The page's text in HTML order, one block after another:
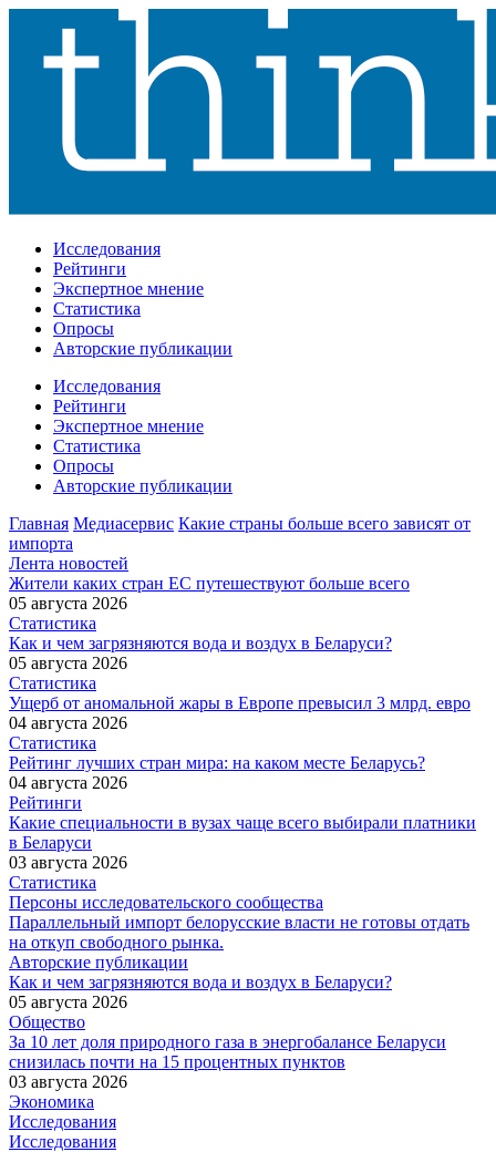
Исследования
Рейтинги
Экспертное мнение
Статистика
Опросы
Авторские публикации
Исследования
Рейтинги
Экспертное мнение
Статистика
Опросы
Авторские публикации
Главная Медиасервис Какие страны больше всего зависят от
импорта
Лента новостей
Жители каких стран ЕС путешествуют больше всего
05 августа 2026
Статистика
Как и чем загрязняются вода и воздух в Беларуси?
05 августа 2026
Статистика
Ущерб от аномальной жары в Европе превысил 3 млрд. евро
04 августа 2026
Статистика
Рейтинг лучших стран мира: на каком месте Беларусь?
04 августа 2026
Рейтинги
Какие специальности в вузах чаще всего выбирали платники
в Беларуси
03 августа 2026
Статистика
Персоны исследовательского сообщества
Параллельный импорт белорусские власти не готовы отдать
на откуп свободного рынка.
Авторские публикации
Как и чем загрязняются вода и воздух в Беларуси?
05 августа 2026
Общество
За 10 лет доля природного газа в энергобалансе Беларуси
снизилась почти на 15 процентных пунктов
03 августа 2026
Экономика
Исследования
Исследования